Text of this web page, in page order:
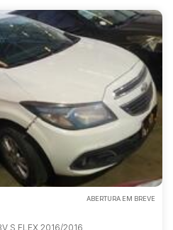
ABERTURA EM BREVE
S FLEX 2016/2016